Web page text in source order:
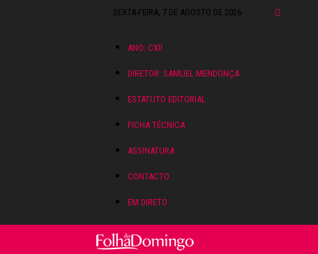
SEXTA-FEIRA, 7 DE AGOSTO DE 2026
ANO: CXII
DIRETOR: SAMUEL MENDONÇA
ESTATUTO EDITORIAL
FICHA TÉCNICA
ASSINATURA
CONTACTO
EM DIRETO